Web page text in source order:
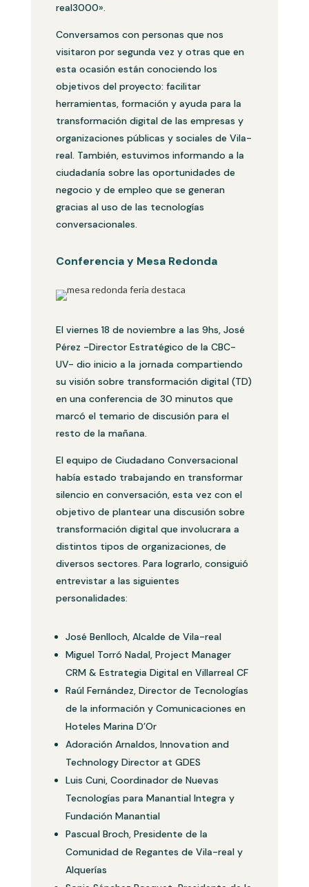
real3000».
Conversamos con personas que nos
visitaron por segunda vez y otras que en
esta ocasión están conociendo los
objetivos del proyecto: facilitar
herramientas, formación y ayuda para la
transformación digital de las empresas y
organizaciones públicas y sociales de Vila-
real. También, estuvimos informando a la
ciudadanía sobre las oportunidades de
negocio y de empleo que se generan
gracias al uso de las tecnologías
conversacionales.
Conferencia y Mesa Redonda
El viernes 18 de noviembre a las 9hs, José
Pérez -Director Estratégico de la CBC-
UV- dio inicio a la jornada compartiendo
su visión sobre transformación digital (TD)
en una conferencia de 30 minutos que
marcó el temario de discusión para el
resto de la mañana.
El equipo de Ciudadano Conversacional
había estado trabajando en transformar
silencio en conversación, esta vez con el
objetivo de plantear una discusión sobre
transformación digital que involucrara a
distintos tipos de organizaciones, de
diversos sectores. Para lograrlo, consiguió
entrevistar a las siguientes
personalidades:
José Benlloch, Alcalde de Vila-real
Miguel Torró Nadal, Project Manager
CRM & Estrategia Digital en Villarreal CF
Raúl Fernández, Director de Tecnologías
de la información y Comunicaciones en
Hoteles Marina D’Or
Adoración Arnaldos, Innovation and
Technology Director at GDES
Luis Cuni, Coordinador de Nuevas
Tecnologías para Manantial Integra y
Fundación Manantial
Pascual Broch, Presidente de la
Comunidad de Regantes de Vila-real y
Alquerías